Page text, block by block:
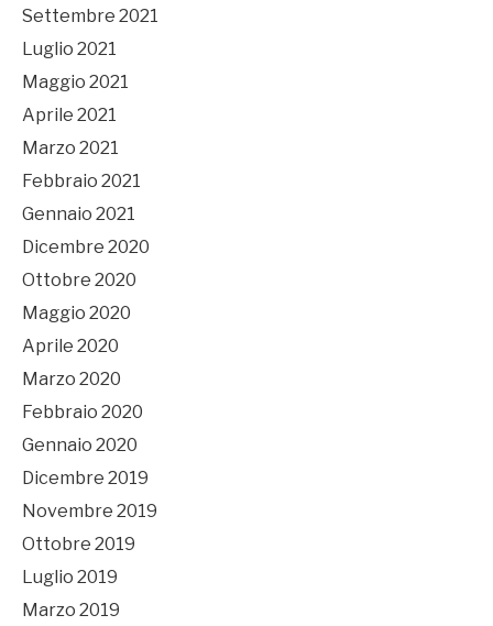
Settembre 2021
Luglio 2021
Maggio 2021
Aprile 2021
Marzo 2021
Febbraio 2021
Gennaio 2021
Dicembre 2020
Ottobre 2020
Maggio 2020
Aprile 2020
Marzo 2020
Febbraio 2020
Gennaio 2020
Dicembre 2019
Novembre 2019
Ottobre 2019
Luglio 2019
Marzo 2019